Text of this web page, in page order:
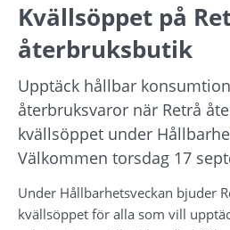
Kvällsöppet på
återbruksbutik
Upptäck hållbar
återbruksvaror när Retrå
kvällsöppet under
Välkommen torsdag 17
Under Hållbarhetsveckan bjuder
kvällsöppet för alla som vill